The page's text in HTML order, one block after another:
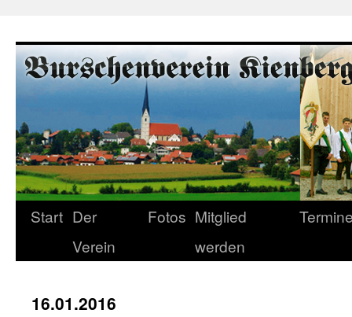
Start Der
Verein
Fotos Mitglied
werden
16.01.2016